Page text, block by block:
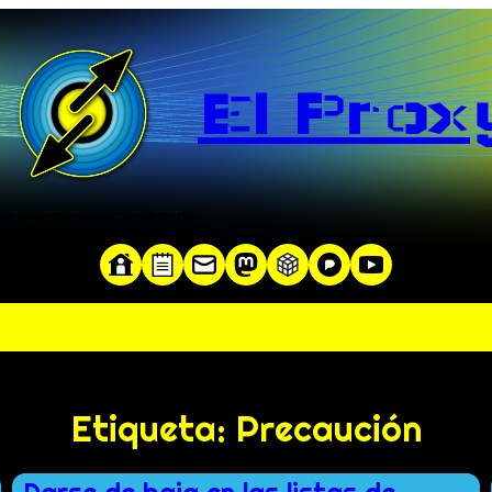
El
Etiqueta: Precaución